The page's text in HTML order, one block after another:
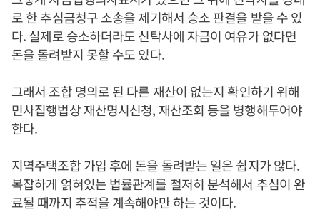
로 한 추심금청구 소송을 제기해서 승소 판결을 받을 수 있
다. 실제로 승소하더라도 신탁사에 자금이 여유가 없다면
돈을 돌려받지 못할 수도 있다.
그래서 조합 명의로 된 다른 재산이 없는지 확인하기 위해
민사집행법상 재산명시신청, 재산조회 등을 병행해두어야
한다.
지역주택조합 가입 후에 돈을 돌려받는 일은 쉽지가 않다.
복잡하게 얽혀있는 법률관계를 철저히 분석해서 추심이 완
료될 때까지 추적을 계속해야만 하는 것이다.